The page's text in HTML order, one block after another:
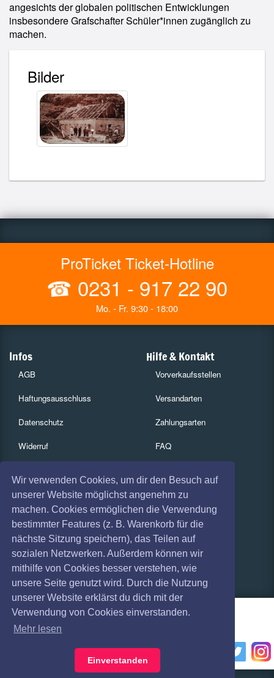
Wir verwenden Cookies, um dir den Besuch auf
unserer Website möglichst angenehm zu
machen. Cookies ermöglichen die Verwendung
bestimmter Features (z. B. Warenkorb für die
nächste Sitzung speichern), das Teilen auf
sozialen Netzwerken. Außerdem können wir
mithilfe von Cookies besser verstehen, wie
unsere Seite genutzt wird. Durch die Nutzung
unserer Website erklärst du dich mit der
Verwendung von Cookies einverstanden.
Mehr lesen
Einverstanden
angesichts der globalen politischen Entwicklungen
insbesondere Grafschafter Schüler*innen zugänglich zu
machen.
Bilder
ProTicket Ticket-Hotline
☎ 0231 - 917 22 90
Mo. - Fr. 9:30 - 18:00
Infos
AGB
Haftungsausschluss
Datenschutz
Widerruf
Absagen
Hilfe & Kontakt
Vorverkaufsstellen
Versandarten
Zahlungsarten
FAQ
Services
Gutscheine
Geschäftskunden
Kartenrückgabe
Besucherregistrierung